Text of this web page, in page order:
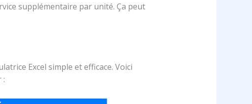
supplémentaire par unité. Ça peut
Excel simple et efficace. Voici
: